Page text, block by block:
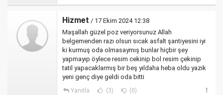
Hizmet / 17 Ekim 2024 12:38
Maşallah güzel poz veriyorsunuz Allah
belgemenden razı olsun sıcak asfalt şantiyesini iyi
ki kurmuş oda olmasaymış bunlar hiçbir şey
yapmayıp öylece resim cekinip bol resim çekinip
tatil yapacaklarmış bir beş yıldaha heba oldu yazık
yeni genç diye geldi oda bitti
Yanıtla (3) (0)